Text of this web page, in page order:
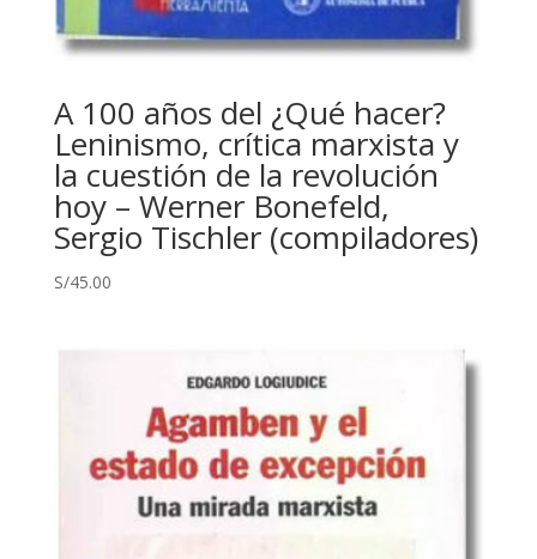
A 100 años del ¿Qué hacer?
Leninismo, crítica marxista y
la cuestión de la revolución
hoy – Werner Bonefeld,
Sergio Tischler (compiladores)
S/45.00